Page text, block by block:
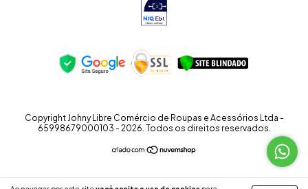
Copyright Johny Libre Comércio de Roupas e Acessórios Ltda -
65998679000103 - 2026. Todos os direitos reservados.